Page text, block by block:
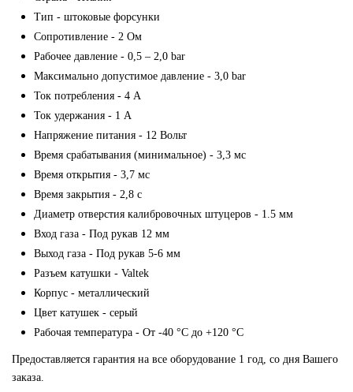
Тип - штоковые форсунки
Сопротивление - 2 Ом
Рабочее давление - 0,5 – 2,0 bar
Максимально допустимое давление - 3,0 bar
Ток потребления - 4 А
Ток удержания - 1 А
Напряжение питания - 12 Вольт
Время срабатывания (минимальное) - 3,3 мс
Время открытия - 3,7 мс
Время закрытия - 2,8 с
Диаметр отверстия калибровочных штуцеров - 1.5 мм
Вход газа - Под рукав 12 мм
Выход газа - Под рукав 5-6 мм
Разъем катушки - Valtek
Корпус - металлический
Цвет катушек - серый
Рабочая температура - От -40 °С до +120 °С
Предоставляется гарантия на все оборудование 1 год, со дня Вашего
заказа.